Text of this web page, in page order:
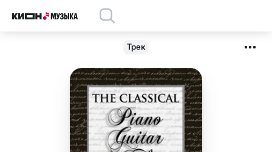
Трек